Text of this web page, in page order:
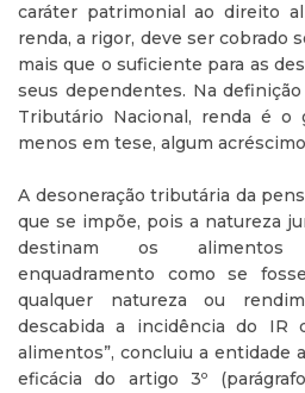
caráter patrimonial ao direito
renda, a rigor, deve ser cobrado
mais que o suficiente para as
seus dependentes. Na
Tributário Nacional, renda é o
menos em tese, algum
A desoneração tributária da
que se impõe, pois a natureza
destinam os alimentos
enquadramento como se
qualquer natureza ou
descabida a incidência do IR
alimentos”, concluiu a entidade
eficácia do artigo 3º